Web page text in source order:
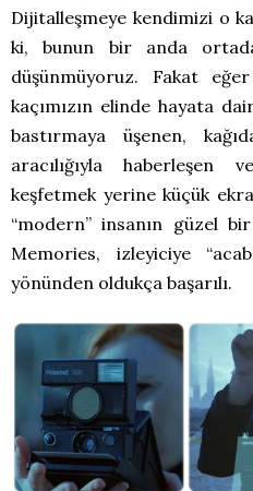
Dijitalleşmeye kendimizi o
ki, bunun bir anda
düşünmüyoruz. Fakat
kaçımızın elinde hayata
bastırmaya üşenen,
aracılığıyla haberleşen
keşfetmek yerine küçük
“modern” insanın güzel
Memories, izleyiciye
yönünden oldukça başarılı.